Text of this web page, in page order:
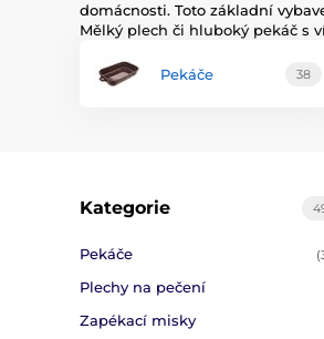
domácnosti. Toto základní
Mělký plech či hluboký pekáč s
Pekáče 38
Kategorie
Pekáče
Plechy na pečení
Zapékací misky